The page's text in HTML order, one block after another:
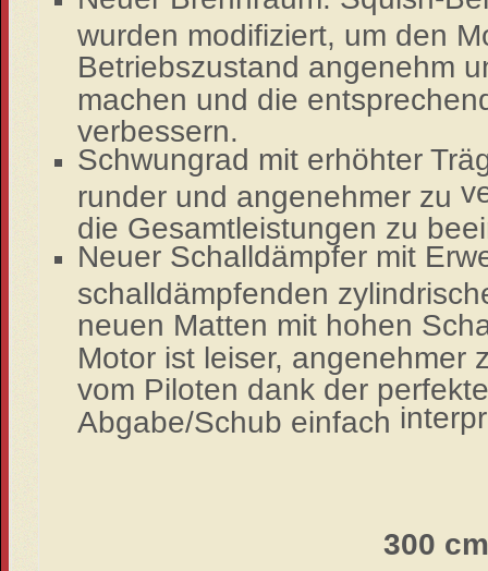
wurden modifiziert, um den
Betriebszustand angenehm
machen und die
verbessern.
Schwungrad mit erhöhter
runder und angenehmer zu
die Gesamtleistungen zu
Neuer Schalldämpfer mit
schalldämpfenden
neuen Matten mit hohen
Motor ist leiser, angenehmer
vom Piloten dank der
Abgabe/Schub einfach
300